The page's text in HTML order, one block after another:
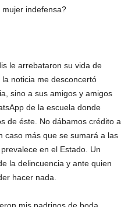
indefensa?
le arrebataron su vida de
noticia me desconcertó
sino a sus amigos y amigos
de la escuela donde
de éste. No dábamos crédito a
caso más que se sumará a las
en el Estado. Un
la delincuencia y ante quien
hacer nada.